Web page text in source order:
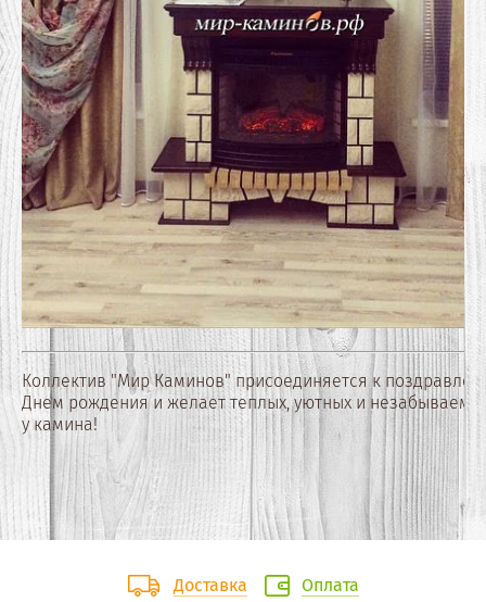
Коллектив "Мир Каминов" присоединяется к
Днем рождения и желает теплых, уютных и
у камина!
Доставка Оплата